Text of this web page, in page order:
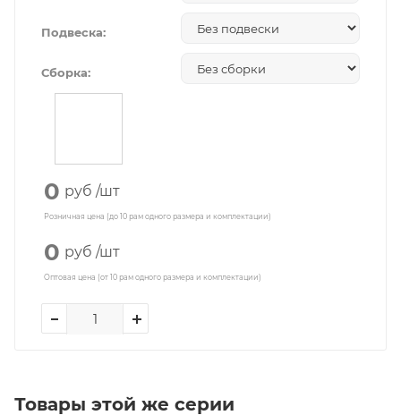
Подвеска:
Сборка:
0 руб /шт
Розничная цена (до 10 рам одного размера и комплектации)
0 руб /шт
Оптовая цена (от 10 рам одного размера и комплектации)
Товары этой же серии